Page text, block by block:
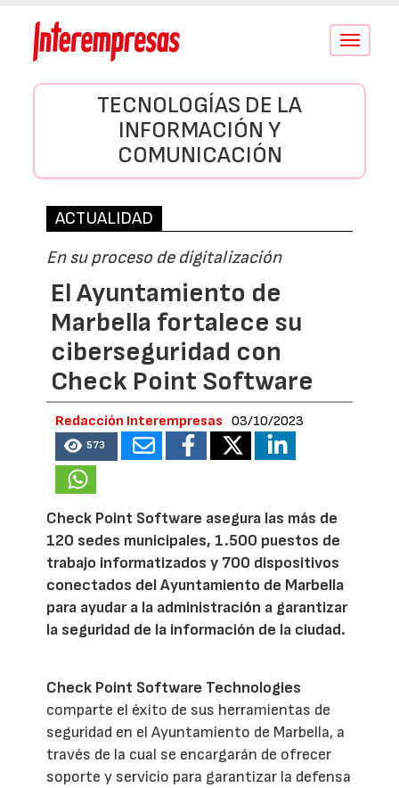
Conmutar
TECNOLOGÍAS DE LA
INFORMACIÓN Y
COMUNICACIÓN
ACTUALIDAD
En su proceso de digitalización
El Ayuntamiento de
Marbella fortalece su
ciberseguridad con
Check Point Software
Redacción Interempresas 03/10/2023
573
Check Point Software asegura las más de
120 sedes municipales, 1.500 puestos de
trabajo informatizados y 700 dispositivos
conectados del Ayuntamiento de Marbella
para ayudar a la administración a garantizar
la seguridad de la información de la ciudad.
Check Point Software Technologies
comparte el éxito de sus herramientas de
seguridad en el Ayuntamiento de Marbella, a
través de la cual se encargarán de ofrecer
soporte y servicio para garantizar la defensa